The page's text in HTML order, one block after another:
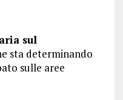
sul
sta determinando
sulle aree